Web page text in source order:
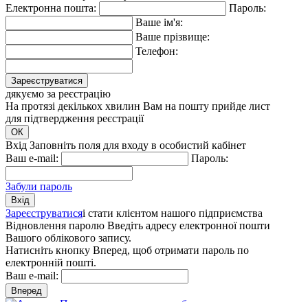
Електронна пошта:
Пароль:
Ваше ім'я:
Ваше прізвище:
Телефон:
Зареєструватися
дякуємо за реєстрацію
На протязі декількох хвилин Вам на пошту прийде лист
для підтвердження реєстрації
ОК
Вхід Заповніть поля для входу в особистий кабінет
Ваш e-mail:
Пароль:
Забули пароль
Вхiд
Зареєструватисяі стати клієнтом нашого підприємства
Відновлення паролю Введіть адресу електронної пошти
Вашого облікового запису.
Натисніть кнопку Вперед, щоб отримати пароль по
електронній пошті.
Ваш e-mail:
Вперед